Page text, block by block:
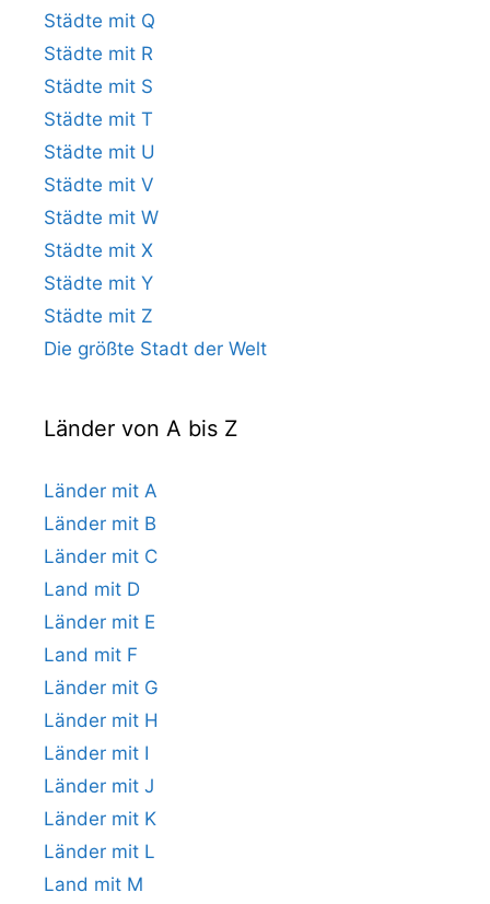
Städte mit Q
Städte mit R
Städte mit S
Städte mit T
Städte mit U
Städte mit V
Städte mit W
Städte mit X
Städte mit Y
Städte mit Z
Die größte Stadt der Welt
Länder von A bis Z
Länder mit A
Länder mit B
Länder mit C
Land mit D
Länder mit E
Land mit F
Länder mit G
Länder mit H
Länder mit I
Länder mit J
Länder mit K
Länder mit L
Land mit M